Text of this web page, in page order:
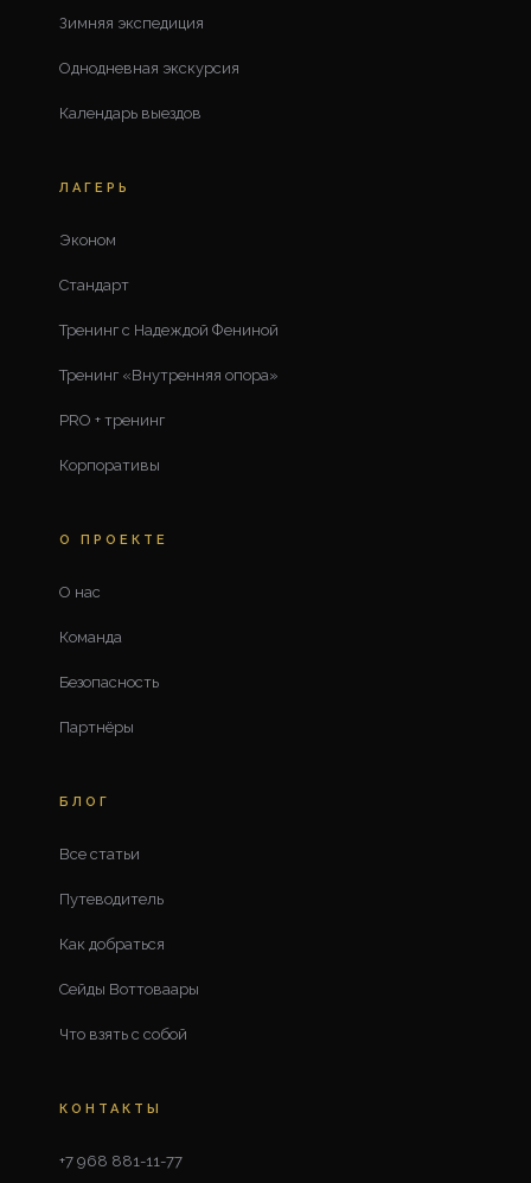
Зимняя экспедиция
Однодневная экскурсия
Календарь выездов
ЛАГЕРЬ
Эконом
Стандарт
Тренинг с Надеждой Фениной
Тренинг «Внутренняя опора»
PRO + тренинг
Корпоративы
О ПРОЕКТЕ
О нас
Команда
Безопасность
Партнёры
БЛОГ
Все статьи
Путеводитель
Как добраться
Сейды Воттоваары
Что взять с собой
КОНТАКТЫ
+7 968 881-11-77